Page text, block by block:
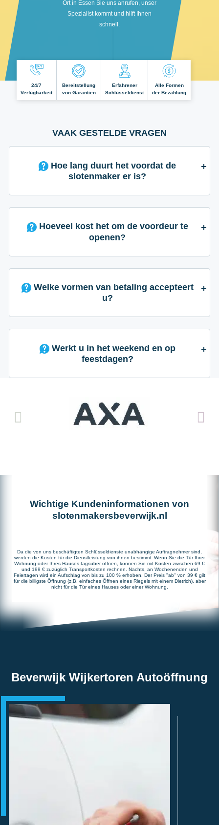
Ort in Essen Sie uns anrufen, unser
Spezialist kommt und hilft Ihnen
schnell.
24/7
Verfügbarkeit
Bereitstellung
von Garantien
Erfahrener
Schlüsseldienst
Alle Formen
der Bezahlung
VAAK GESTELDE VRAGEN
slotenmaker er is?
Hoeveel kost het om de voordeur te
openen?
Welke vormen van betaling accepteert
u?
Werkt u in het weekend en op
feestdagen?
Wichtige Kundeninformationen von
slotenmakersbeverwijk.nl
Da die von uns beschäftigten Schlüsseldienste unabhängige Auftragnehmer sind,
werden die Kosten für die Dienstleistung von ihnen bestimmt. Wenn Sie die Tür Ihrer
Wohnung oder Ihres Hauses tagsüber öffnen, können Sie mit Kosten zwischen 69 €
und 199 € zuzüglich Transportkosten rechnen. Nachts, an Wochenenden und
Feiertagen wird ein Aufschlag von bis zu 100 % erhoben. Der Preis "ab" von 39 € gilt
für die billigste Öffnung (z.B. einfaches Öffnen eines Riegels mit einem Dietrich), aber
nicht für die Tür eines Hauses oder einer Wohnung.
Beverwijk Wijkertoren Autoöffnung